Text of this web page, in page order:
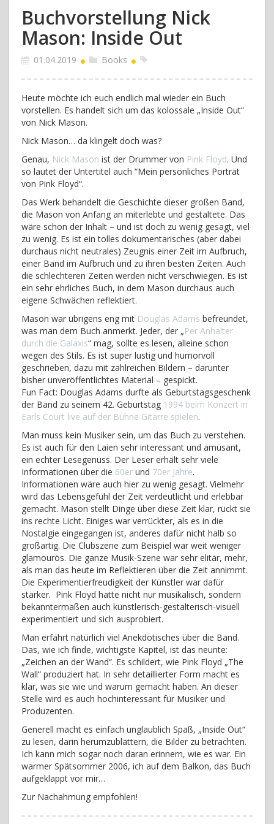
Buchvorstellung Nick
Mason: Inside Out
01.04.2019 Books
Heute möchte ich euch endlich mal wieder ein Buch
vorstellen. Es handelt sich um das kolossale „Inside Out“
von Nick Mason.
Nick Mason… da klingelt doch was?
Genau, Nick Mason ist der Drummer von Pink Floyd. Und
so lautet der Untertitel auch “Mein persönliches Porträt
von Pink Floyd“.
Das Werk behandelt die Geschichte dieser großen Band,
die Mason von Anfang an miterlebte und gestaltete. Das
wäre schon der Inhalt – und ist doch zu wenig gesagt, viel
zu wenig. Es ist ein tolles dokumentarisches (aber dabei
durchaus nicht neutrales) Zeugnis einer Zeit im Aufbruch,
einer Band im Aufbruch und zu ihren besten Zeiten. Auch
die schlechteren Zeiten werden nicht verschwiegen. Es ist
ein sehr ehrliches Buch, in dem Mason durchaus auch
eigene Schwächen reflektiert.
Mason war übrigens eng mit Douglas Adams befreundet,
was man dem Buch anmerkt. Jeder, der „Per Anhalter
durch die Galaxis“ mag, sollte es lesen, alleine schon
wegen des Stils. Es ist super lustig und humorvoll
geschrieben, dazu mit zahlreichen Bildern – darunter
bisher unveröffentlichtes Material – gespickt.
Fun Fact: Douglas Adams durfte als Geburtstagsgeschenk
der Band zu seinem 42. Geburtstag 1994 beim Konzert in
Earls Court live auf der Bühne Gitarre spielen.
Man muss kein Musiker sein, um das Buch zu verstehen.
Es ist auch für den Laien sehr interessant und amüsant,
ein echter Lesegenuss. Der Leser erhält sehr viele
Informationen über die 60er und 70er Jahre.
Informationen wäre auch hier zu wenig gesagt. Vielmehr
wird das Lebensgefühl der Zeit verdeutlicht und erlebbar
gemacht. Mason stellt Dinge über diese Zeit klar, rückt sie
ins rechte Licht. Einiges war verrückter, als es in die
Nostalgie eingegangen ist, anderes dafür nicht halb so
großartig. Die Clubszene zum Beispiel war weit weniger
glamourös. Die ganze Musik-Szene war sehr elitär, mehr,
als man das heute im Reflektieren über die Zeit annimmt.
Die Experimentierfreudigkeit der Künstler war dafür
stärker. Pink Floyd hatte nicht nur musikalisch, sondern
bekanntermaßen auch künstlerisch-gestalterisch-visuell
experimentiert und sich ausprobiert.
Man erfährt natürlich viel Anekdotisches über die Band.
Das, wie ich finde, wichtigste Kapitel, ist das neunte:
„Zeichen an der Wand“. Es schildert, wie Pink Floyd „The
Wall“ produziert hat. In sehr detaillierter Form macht es
klar, was sie wie und warum gemacht haben. An dieser
Stelle wird es auch hochinteressant für Musiker und
Produzenten.
Generell macht es einfach unglaublich Spaß, „Inside Out“
zu lesen, darin herumzublättern, die Bilder zu betrachten.
Ich kann mich sogar noch daran erinnern, wie es war. Ein
warmer Spätsommer 2006, ich auf dem Balkon, das Buch
aufgeklappt vor mir…
Zur Nachahmung empfohlen!